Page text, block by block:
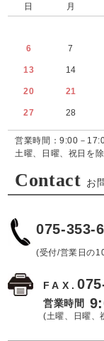
日 月
6 7
13 14
20 21
27 28
営業時間：9:00－
土曜、日曜、祝日を除
Contact お
075-353-
(受付/営業日の
FAX.
営業時間
(土曜、日曜、